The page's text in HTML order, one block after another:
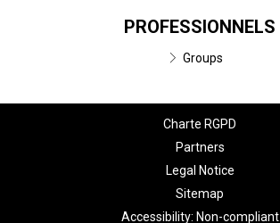
PROFESSIONNELS
Groups
Charte RGPD
Partners
Legal Notice
Sitemap
Accessibility: Non-compliant